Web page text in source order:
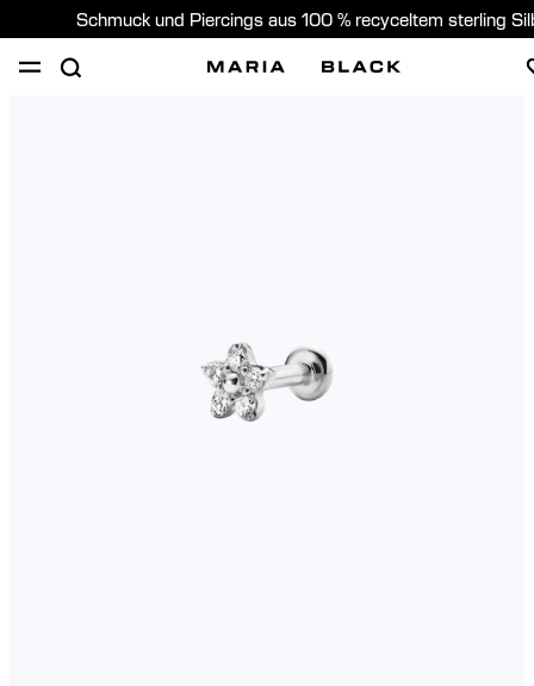
Schmuck und Piercings aus 100 % recyceltem sterling